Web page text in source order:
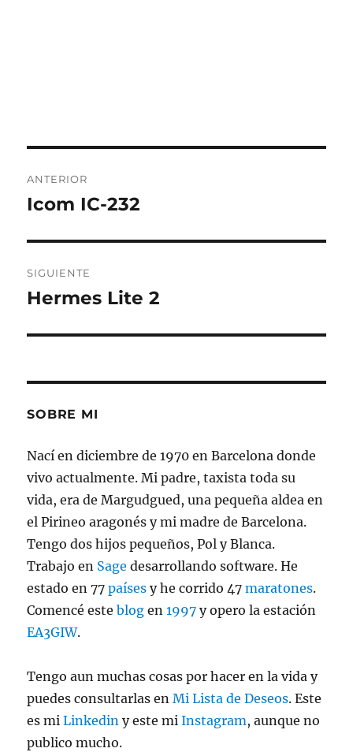
de
ANTERIOR
Entrada
Icom IC-232
SIGUIENTE
Entrada
Hermes Lite 2
SOBRE MI
Nací en diciembre de 1970 en Barcelona donde
vivo actualmente. Mi padre, taxista toda su
vida, era de Margudgued, una pequeña aldea en
el Pirineo aragonés y mi madre de Barcelona.
Tengo dos hijos pequeños, Pol y Blanca.
Trabajo en Sage desarrollando software. He
estado en 77países y he corrido 47maratones.
Comencé esteblog en1997 y opero la estación
EA3GIW.
Tengo aun muchas cosas por hacer en la vida y
puedes consultarlas enMi Lista de Deseos. Este
es miLinkedin y este miInstagram, aunque no
publico mucho.